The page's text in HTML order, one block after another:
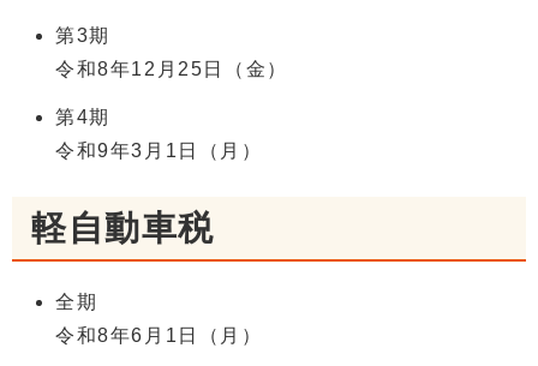
第3期
令和8年12月25日（金）
第4期
令和9年3月1日（月）
軽自動車税
全期
令和8年6月1日（月）